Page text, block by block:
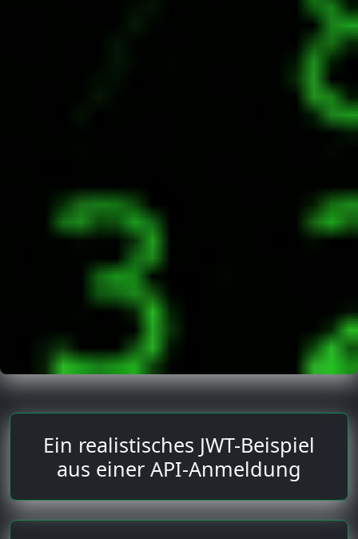
Ein realistisches JWT-Beispiel
aus einer API-Anmeldung